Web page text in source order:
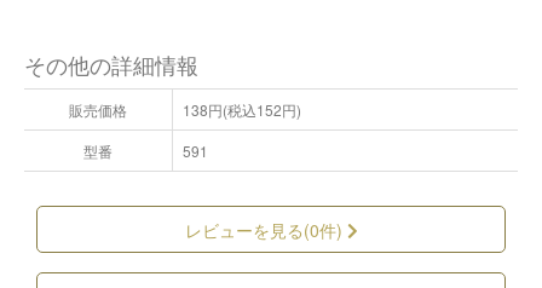
その他の詳細情報
販売価格
138円(税込152円)
型番
591
レビューを見る(0件)